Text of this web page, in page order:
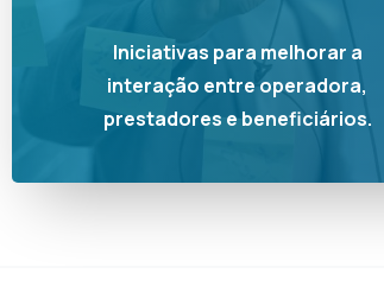
Iniciativas para melhorar a
interação entre operadora,
prestadores e beneficiários.